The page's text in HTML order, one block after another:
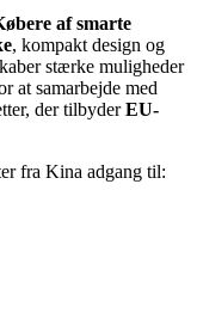
af smarte
, kompakt design og
stærke muligheder
at samarbejde med
der tilbyderEU-
fra Kina adgang til: